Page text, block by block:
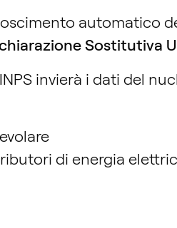
automatico
Sostitutiva
invierà i dati del
di energia